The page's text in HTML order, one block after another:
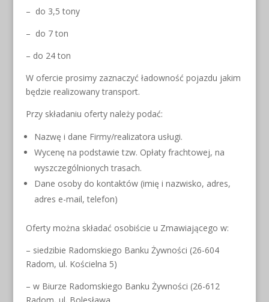
– do 3,5 tony
– do 7 ton
– do 24 ton
W ofercie prosimy zaznaczyć ładowność pojazdu jakim
będzie realizowany transport.
Przy składaniu oferty należy podać:
Nazwę i dane Firmy/realizatora usługi.
Wycenę na podstawie tzw. Opłaty frachtowej, na
wyszczególnionych trasach.
Dane osoby do kontaktów (imię i nazwisko, adres,
adres e-mail, telefon)
Oferty można składać osobiście u Zmawiającego w:
– siedzibie Radomskiego Banku Żywności (26-604
Radom, ul. Kościelna 5)
– w Biurze Radomskiego Banku Żywności (26-612